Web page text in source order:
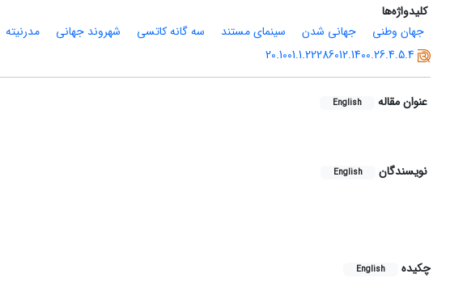
کلیدواژه‌ها
جهان وطنی
جهانی شدن سینمای مستند سه گانه کاتسی شهروند جهانی
مدرنیته
20.1001.1.22286012.1400.26.4.5.4
عنوان مقاله English
نویسندگان English
چکیده
English